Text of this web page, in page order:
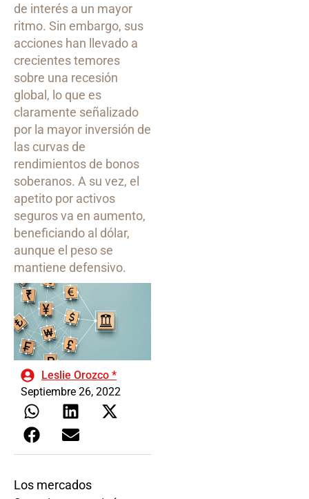
de interés a un mayor
ritmo. Sin embargo, sus
acciones han llevado a
crecientes temores
sobre una recesión
global, lo que es
claramente señalizado
por la mayor inversión de
las curvas de
rendimientos de bonos
soberanos. A su vez, el
apetito por activos
seguros va en aumento,
beneficiando al dólar,
aunque el peso se
mantiene defensivo.
Leslie Orozco *
Septiembre 26, 2022
Los mercados